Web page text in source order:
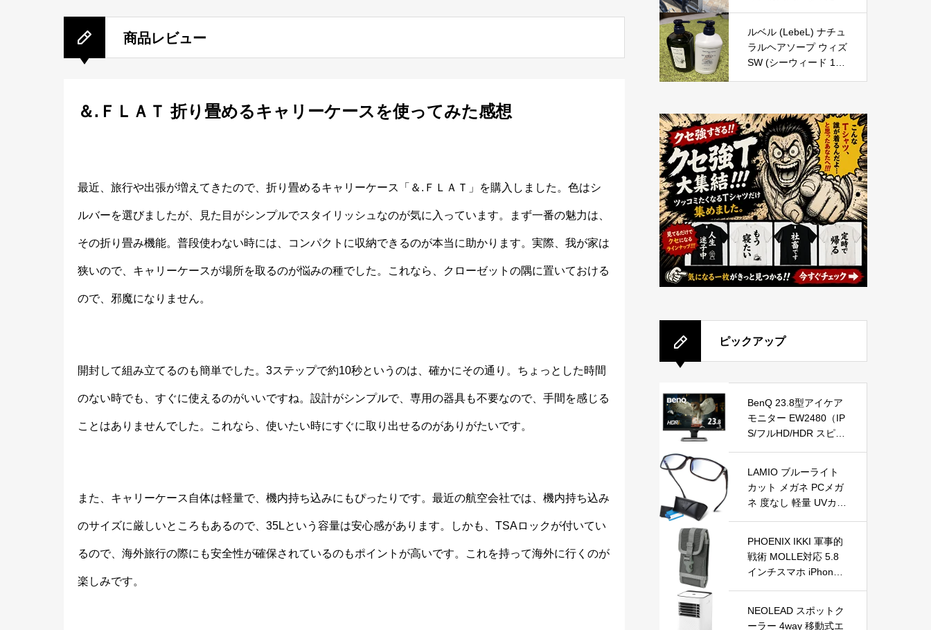
商品レビュー
＆.ＦＬＡＴ 折り畳めるキャリーケースを使ってみた感想
最近、旅行や出張が増えてきたので、折り畳めるキャリーケース「＆.ＦＬＡＴ」を購入しました。色はシ
ルバーを選びましたが、見た目がシンプルでスタイリッシュなのが気に入っています。まず一番の魅力は、
その折り畳み機能。普段使わない時には、コンパクトに収納できるのが本当に助かります。実際、我が家は
狭いので、キャリーケースが場所を取るのが悩みの種でした。これなら、クローゼットの隅に置いておける
ので、邪魔になりません。
開封して組み立てるのも簡単でした。3ステップで約10秒というのは、確かにその通り。ちょっとした時間
のない時でも、すぐに使えるのがいいですね。設計がシンプルで、専用の器具も不要なので、手間を感じる
ことはありませんでした。これなら、使いたい時にすぐに取り出せるのがありがたいです。
また、キャリーケース自体は軽量で、機内持ち込みにもぴったりです。最近の航空会社では、機内持ち込み
のサイズに厳しいところもあるので、35Lという容量は安心感があります。しかも、TSAロックが付いてい
るので、海外旅行の際にも安全性が確保されているのもポイントが高いです。これを持って海外に行くのが
楽しみです。
ルベル (LebeL) ナチュ
ラルヘアソープ ウィズ
SW (シーウィード 100
980g) の口コミ・評判
を徹底レビュー｜使用
感やおすすめな人を解
説
ピックアップ
BenQ 23.8型アイケア
モニター EW2480（IP
S/フルHD/HDR スピー
ト軽減/輝度自動調整B.
I.+/HDMI2.0x3）
LAMIO ブルーライト
カット メガネ PCメガ
ネ 度なし 軽量 UVカッ
PHOENIX IKKI 軍事的
戦術 MOLLE対応 5.8
インチスマホ iPhone8
マホベルトケース スマ
NEOLEAD スポットク
ーラー 4way 移動式エ